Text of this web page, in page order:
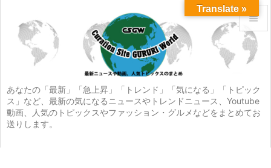
あなたの「最新」「急上昇」「トレンド」「気になる」「トピック
ス」など、最新の気になるニュースやトレンドニュース、Youtube
動画、人気のトピックスやファッション・グルメなどをまとめてお
送りします。


メニュ
サイド

前へ
Translate »